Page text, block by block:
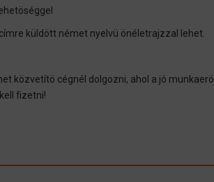
címre küldött német nyelvü önéletrajzzal lehet.
közvetítö cégnél dolgozni, ahol a jó
fizetni!